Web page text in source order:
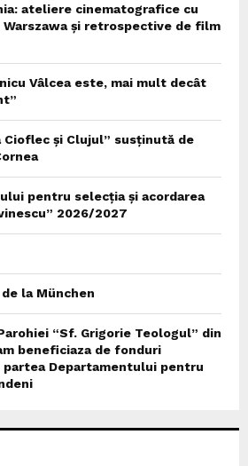
ateliere cinematografice cu
și retrospective de film
Vâlcea este, mai mult decât
Cioflec și Clujul” susținută de
pentru selecția și acordarea
2026/2027
la München
“Sf. Grigorie Teologul” din
beneficiaza de fonduri
partea Departamentului pentru